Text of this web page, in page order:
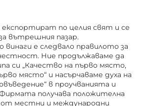
по целия свят и се
вътрешния пазар.
е следвало правилото за
Ние продължаваме да
си „Качество на първо място,
място“ и насърчаваме духа на
в проучванията и
получава положителна
от местни и международни